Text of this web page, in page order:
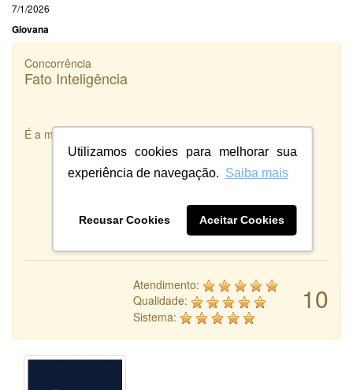
Utilizamos cookies para melhorar sua
experiência de navegação. Saiba mais
Recusar Cookies Aceitar Cookies
7/1/2026
Giovana
Concorrência
Fato Inteligência
É a melhor integradora de Designers que existe!
10
Atendimento:
Qualidade:
Sistema: